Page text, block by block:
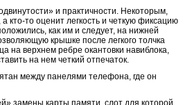
и практичности. Некоторым,
кто-то оценит легкость и четкую фиксацию
как им и следует, на нижней
крышке после легкого толчка
на верхнем ребре окантовки навиблока,
на нем четкий отпечаток.
между панелями телефона, где он
замены карты памяти, слот для которой